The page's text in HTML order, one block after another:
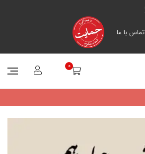
تماس با ما
0